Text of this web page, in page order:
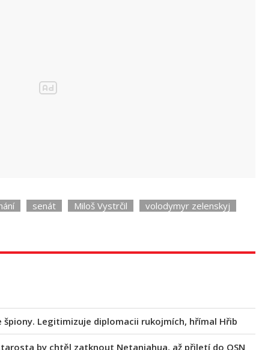
senát Miloš Vystrčil
volodymyr zelenskyj
špiony. Legitimizuje diplomacii rukojmích, hřímal Hřib
by chtěl zatknout Netanjahua, až přiletí do OSN